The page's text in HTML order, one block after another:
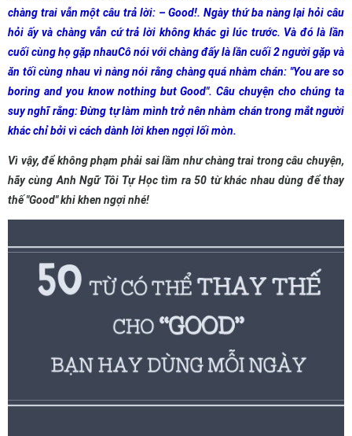
chàng trai vẫn một câu trả lời: – Good!. Ngày thứ ba nàng lại hỏi câu
hỏi ấy và chàng vẫn cứ trả lời không khác gì lúc trước. Và đó là lần
cuối cùng họ gặp nhauCô nói với chàng đấy là lần cuối 2 người gặp và
ăn tối cùng nhau vì nàng nói rằng chàng quá nhàm chán: "You are so
boring and you know nothing but Good". Câu chuyện cho chúng ta
suy nghĩ rằng: Đừng tự làm mình trở nên nhàm chán trong mắt người
khác chỉ bởi vì cách dành lời khen ngợi lối mòn.
Vì vậy, để không phạm phải sai lầm như chàng trai trong câu chuyện,
hãy cùng Anh Ngữ Tôi Tự Học tìm ra 50 từ khác nhau dùng để thay
thế "Good" khi khen ngợi nhé!